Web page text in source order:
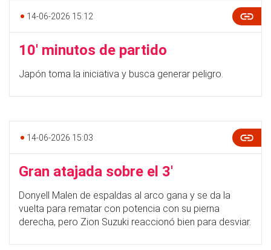
14-06-2026 15:12
10' minutos de partido
Japón toma la iniciativa y busca generar peligro.
14-06-2026 15:03
Gran atajada sobre el 3'
Donyell Malen de espaldas al arco gana y se da la
vuelta para rematar con potencia con su pierna
derecha, pero Zion Suzuki reaccionó bien para desviar.